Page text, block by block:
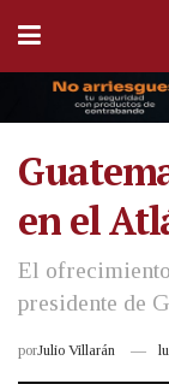
en el
El
presidente de
porJulio Villarán